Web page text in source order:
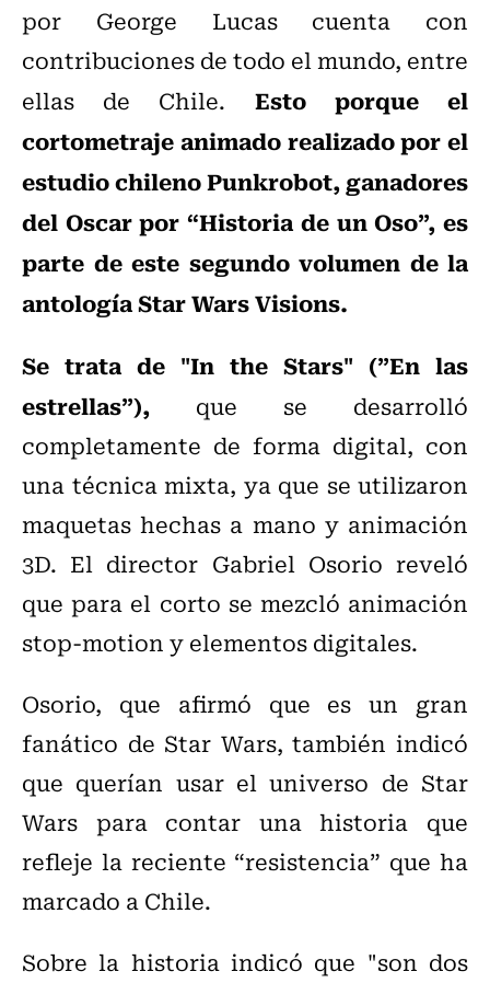
por George Lucas cuenta con
contribuciones de todo el mundo, entre
ellas de Chile. Esto porque el
cortometraje animado realizado por el
estudio chileno Punkrobot, ganadores
del Oscar por “Historia de un Oso”, es
parte de este segundo volumen de la
antología Star Wars Visions.
Se trata de "In the Stars" (”En las
estrellas”), que se desarrolló
completamente de forma digital, con
una técnica mixta, ya que se utilizaron
maquetas hechas a mano y animación
3D. El director Gabriel Osorio reveló
que para el corto se mezcló animación
stop-motion y elementos digitales.
Osorio, que afirmó que es un gran
fanático de Star Wars, también indicó
que querían usar el universo de Star
Wars para contar una historia que
refleje la reciente “resistencia” que ha
marcado a Chile.
Sobre la historia indicó que "son dos